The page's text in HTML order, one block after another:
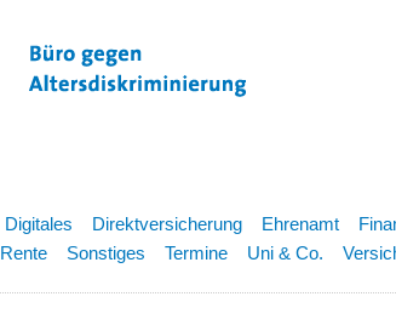
Digitales Direktversicherung Ehrenamt
Rente Sonstiges Termine Uni & Co.